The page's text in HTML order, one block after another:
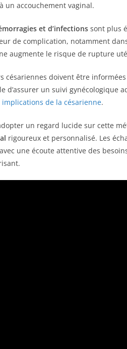
un accouchement vaginal.
et d’infections sont plus
de complication, notamment
augmente le risque de rupture
césariennes doivent être
d’assurer un suivi gynécologique
de la césarienne.
un regard lucide sur cette
rigoureux et personnalisé. Les
une écoute attentive des